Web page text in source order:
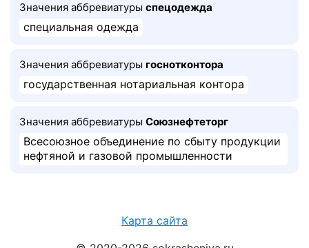
Значения аббревиатуры спецодежда
специальная одежда
Значения аббревиатуры госнотконтора
государственная нотариальная контора
Значения аббревиатуры Союзнефтеторг
Всесоюзное объединение по сбыту продукции
нефтяной и газовой промышленности
Карта сайта